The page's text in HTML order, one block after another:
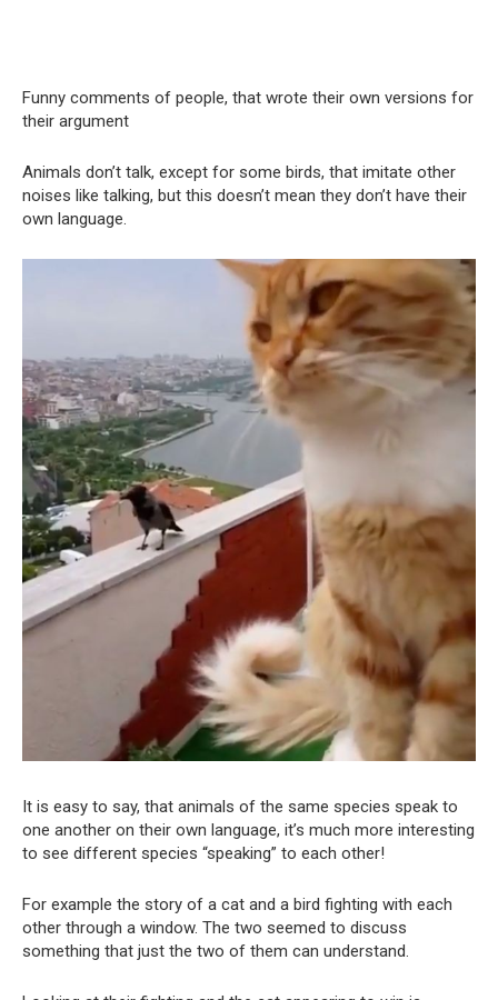
Funny comments of people, that wrote their own versions for
their argument
Animals don’t talk, except for some birds, that imitate other
noises like talking, but this doesn’t mean they don’t have their
own language.
It is easy to say, that animals of the same species speak to
one another on their own language, it’s much more interesting
to see different species “speaking” to each other!
For example the story of a cat and a bird fighting with each
other through a window. The two seemed to discuss
something that just the two of them can understand.